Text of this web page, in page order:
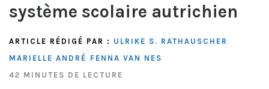
système scolaire autrichien
ARTICLE RÉDIGÉ PAR : ULRIKE S. RATHAUSCHER
MARIELLE ANDRÉ FENNA VAN NES
42 MINUTES DE LECTURE